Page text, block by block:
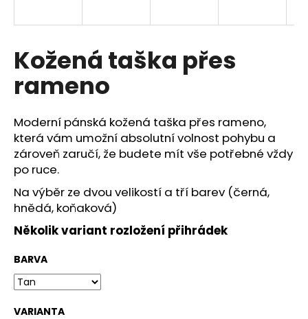
Kožená taška přes
rameno
Moderní pánská kožená taška přes rameno,
která vám umožní absolutní volnost pohybu a
zároveň zaručí, že budete mít vše potřebné vždy
po ruce.
Na výběr ze dvou velikostí a tří barev (černá,
hnědá, koňaková)
Několik variant rozložení přihrádek
BARVA
VARIANTA
í
t
?
HLEDAT